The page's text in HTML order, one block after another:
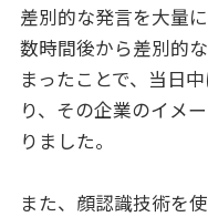
差別的な発言を大量
数時間後から差別的
まったことで、当日
り、その企業のイメ
りました。
また、顔認識技術を